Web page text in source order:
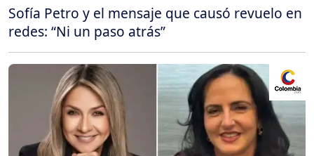
Sofía Petro y el mensaje que causó revuelo en
redes: “Ni un paso atrás”